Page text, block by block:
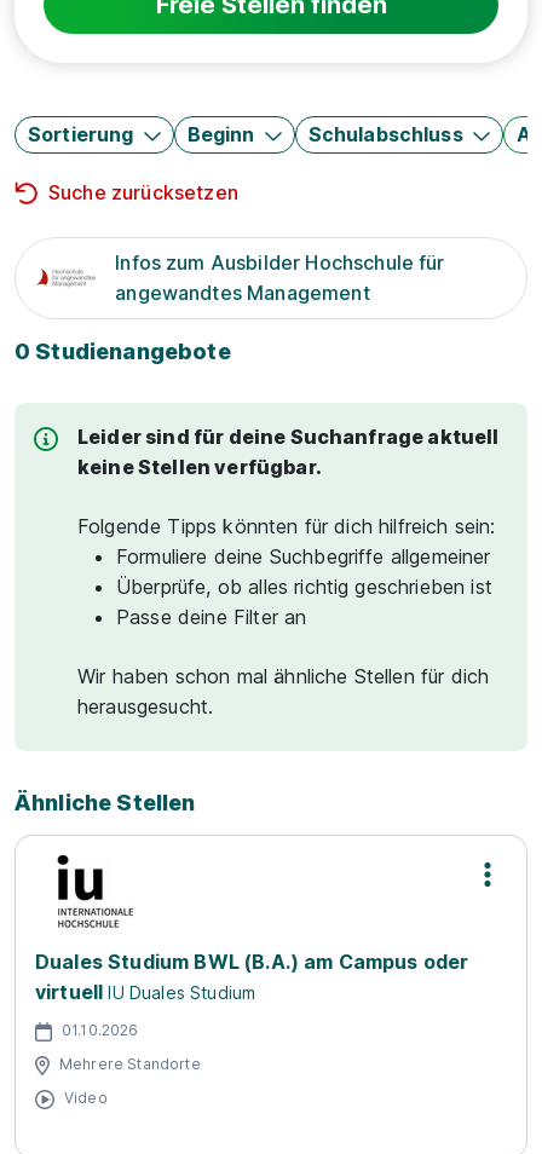
Sortierung Beginn Schulabschluss
Suche zurücksetzen
Infos zum Ausbilder Hochschule für
angewandtes Management
0 Studienangebote
Leider sind für deine Suchanfrage aktuell
keine Stellen verfügbar.
Folgende Tipps könnten für dich hilfreich sein:
Formuliere deine Suchbegriffe allgemeiner
Überprüfe, ob alles richtig geschrieben ist
Passe deine Filter an
Wir haben schon mal ähnliche Stellen für dich
herausgesucht.
Ähnliche Stellen
Duales Studium BWL (B.A.) am Campus oder
virtuell IU Duales Studium
01.10.2026
Mehrere Standorte
Video